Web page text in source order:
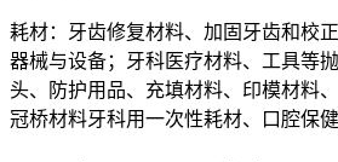
耗材：牙齿修复材料、加固牙齿和校
器械与设备；牙科医疗材料、工具等
头、防护用品、充填材料、印模材料
冠桥材料牙科用一次性耗材、口腔保健